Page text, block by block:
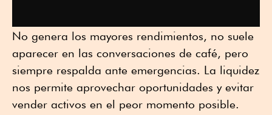
No genera los mayores rendimientos, no suele
aparecer en las conversaciones de café, pero
siempre respalda ante emergencias. La liquidez
nos permite aprovechar oportunidades y evitar
vender activos en el peor momento posible.